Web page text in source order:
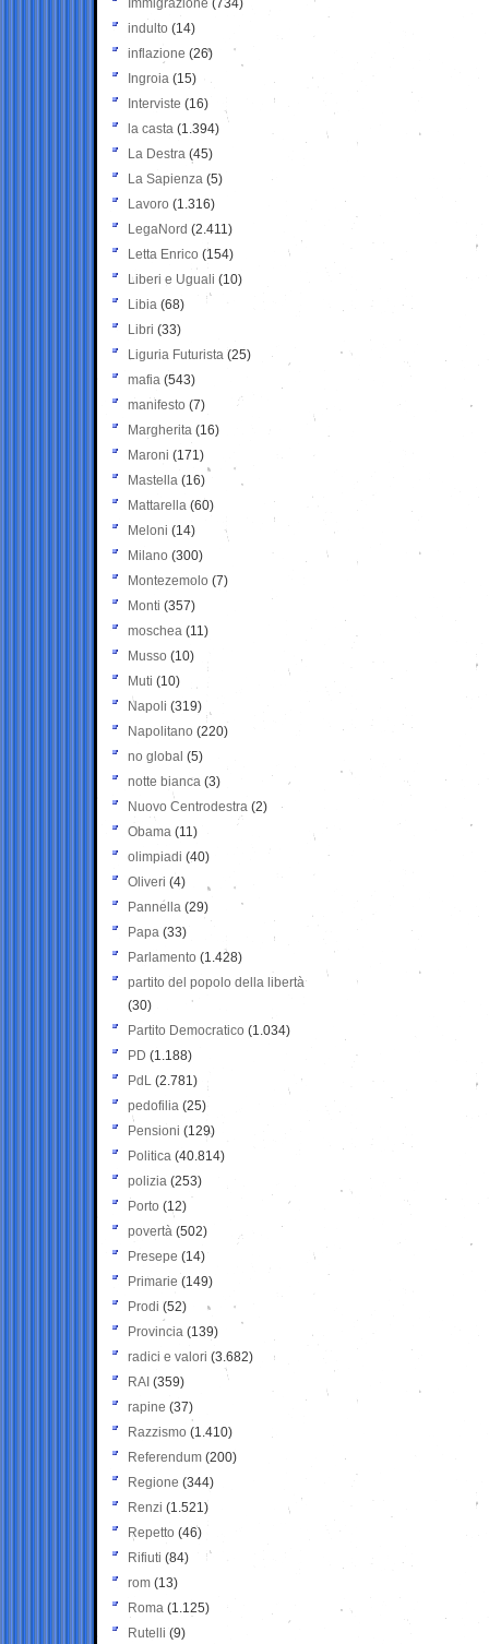
Immigrazione (734)
indulto (14)
inflazione (26)
Ingroia (15)
Interviste (16)
la casta (1.394)
La Destra (45)
La Sapienza (5)
Lavoro (1.316)
LegaNord (2.411)
Letta Enrico (154)
Liberi e Uguali (10)
Libia (68)
Libri (33)
Liguria Futurista (25)
mafia (543)
manifesto (7)
Margherita (16)
Maroni (171)
Mastella (16)
Mattarella (60)
Meloni (14)
Milano (300)
Montezemolo (7)
Monti (357)
moschea (11)
Musso (10)
Muti (10)
Napoli (319)
Napolitano (220)
no global (5)
notte bianca (3)
Nuovo Centrodestra (2)
Obama (11)
olimpiadi (40)
Oliveri (4)
Pannella (29)
Papa (33)
Parlamento (1.428)
partito del popolo della libertà
(30)
Partito Democratico (1.034)
PD (1.188)
PdL (2.781)
pedofilia (25)
Pensioni (129)
Politica (40.814)
polizia (253)
Porto (12)
povertà (502)
Presepe (14)
Primarie (149)
Prodi (52)
Provincia (139)
radici e valori (3.682)
RAI (359)
rapine (37)
Razzismo (1.410)
Referendum (200)
Regione (344)
Renzi (1.521)
Repetto (46)
Rifiuti (84)
rom (13)
Roma (1.125)
Rutelli (9)